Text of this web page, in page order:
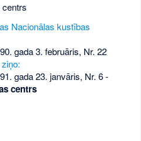
centrs
Nacionālas kustības
gada 3. februāris, Nr. 22
gada 23. janvāris, Nr. 6-
centrs